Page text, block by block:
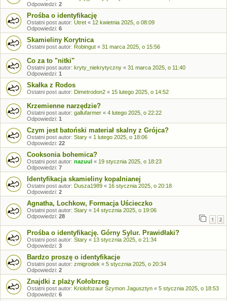
Odpowiedzi: 2
Prośba o identyfikację
Ostatni post autor: Utret « 12 kwietnia 2025, o 08:09
Odpowiedzi: 6
Skamieliny Korytnica
Ostatni post autor: Robingut « 31 marca 2025, o 15:56
Co za to "nitki"
Ostatni post autor: kryty_niekrytyczny « 31 marca 2025, o 11:40
Odpowiedzi: 1
Skałka z Rodos
Ostatni post autor: Dimetrodon2 « 15 lutego 2025, o 14:52
Krzemienne narzędzie?
Ostatni post autor: gallufarmer « 4 lutego 2025, o 22:22
Odpowiedzi: 1
Czym jest batoński materiał skalny z Grójca?
Ostatni post autor: Stary « 1 lutego 2025, o 18:06
Odpowiedzi: 22
Cooksonia bohemica?
Ostatni post autor: nazuul « 19 stycznia 2025, o 18:23
Odpowiedzi: 7
Identyfikacja skamieliny kopalnianej
Ostatni post autor: Dusza1989 « 16 stycznia 2025, o 20:18
Odpowiedzi: 2
Agnatha, Lochkow, Formacja Uścieczko
Ostatni post autor: Stary « 14 stycznia 2025, o 19:06
Odpowiedzi: 28 1 2
Prośba o identyfikację. Górny Sylur. Prawidłaki?
Ostatni post autor: Stary « 13 stycznia 2025, o 21:34
Odpowiedzi: 3
Bardzo proszę o identyfikacje
Ostatni post autor: zmigrodek « 5 stycznia 2025, o 20:34
Odpowiedzi: 2
Znajdki z plaży Kołobrzeg
Ostatni post autor: Kriolofozaur Szymon Jagusztyn « 5 stycznia 2025, o 18:53
Odpowiedzi: 6